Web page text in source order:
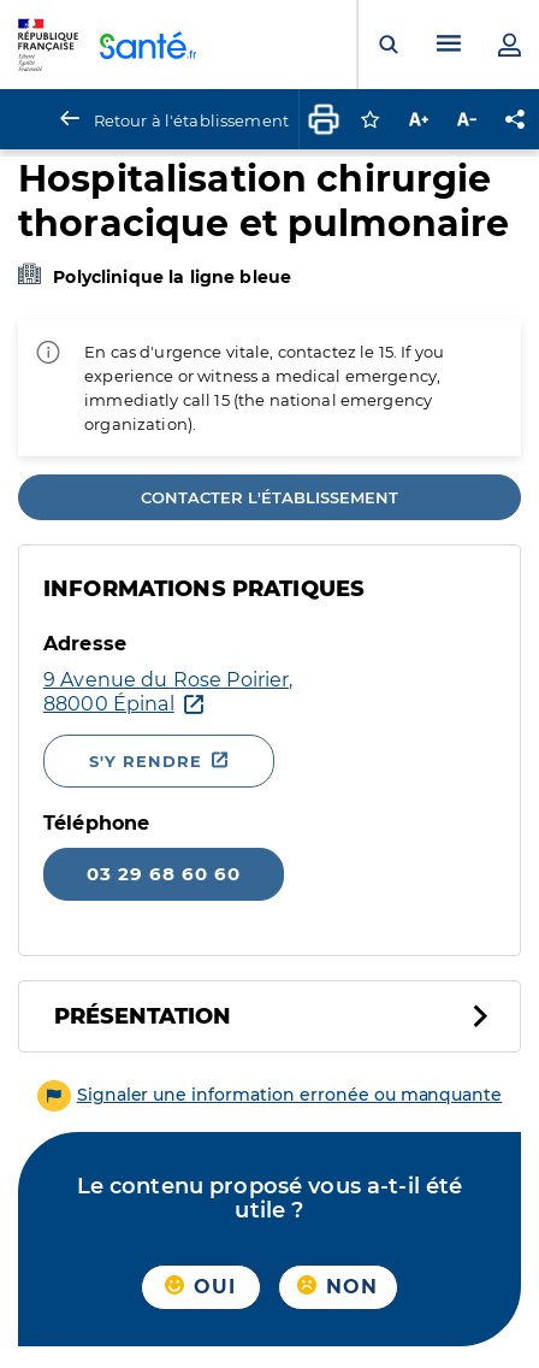
Ouvrir laMenu
Retour à l'établissement Connectez-vous
Augmenter la
Hospitalisation chirurgie
thoracique et pulmonaire
Polyclinique la ligne bleue
En cas d'urgence vitale, contactez le 15. If you
experience or witness a medical emergency,
immediatly call 15 (the national emergency
organization).
CONTACTER L'ÉTABLISSEMENT
INFORMATIONS PRATIQUES
Adresse
9 Avenue du Rose Poirier,
88000 Épinal
S'Y RENDRE
Téléphone
03 29 68 60 60
PRÉSENTATION
Signaler une information erronée ou manquante
Le contenu proposé vous a-t-il été
utile ?
OUI NON